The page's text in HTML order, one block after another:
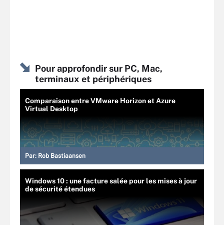
Pour approfondir sur PC, Mac,
terminaux et périphériques
Comparaison entre VMware Horizon et Azure
Virtual Desktop
Par: Rob Bastiaansen
Windows 10 : une facture salée pour les mises à jour
de sécurité étendues